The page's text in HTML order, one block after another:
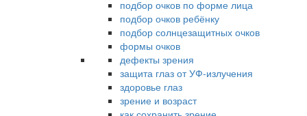
подбор очков по форме лица
подбор очков ребёнку
подбор солнцезащитных очков
формы очков
дефекты зрения
защита глаз от УФ-излучения
здоровье глаз
зрение и возраст